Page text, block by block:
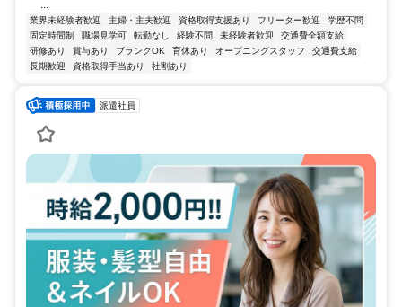
業界未経験者歓迎 主婦・主夫歓迎 資格取得支援あり フリーター歓迎
学歴不問
固定時間制
職場見学可 転勤なし 経験不問 未経験者歓迎
交通費全額支給
研修あり
賞与あり ブランクOK 育休あり オープニングスタッフ
交通費支給
長期歓迎
資格取得手当あり 社割あり
派遣社員